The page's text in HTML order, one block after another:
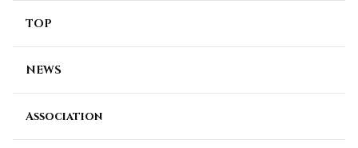
TOP
NEWS
Association